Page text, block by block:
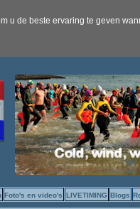
u de beste ervaring te geven
Foto's en video's LIVETIMING Blogs